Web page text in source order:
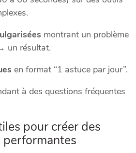
montrant un problème
un résultat.
en format “1 astuce par jour”.
à des questions fréquentes
pour créer des